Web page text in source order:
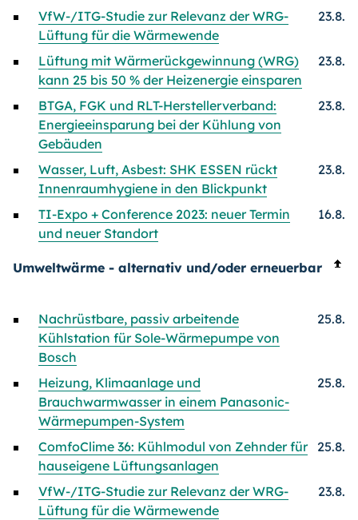
VfW-/ITG-Studie zur Relevanz der WRG-
Lüftung für die Wärmewende
23.8.
Lüftung mit Wärmerückgewinnung (WRG)
kann 25 bis 50 % der Heizenergie einsparen
23.8.
BTGA, FGK und RLT-Herstellerverband:
Energieeinsparung bei der Kühlung von
Gebäuden
23.8.
Wasser, Luft, Asbest: SHK ESSEN rückt
Innenraumhygiene in den Blickpunkt
23.8.
TI-Expo + Conference 2023: neuer Termin
und neuer Standort
16.8.
Umweltwärme - alternativ und/oder erneuerbar
Nachrüstbare, passiv arbeitende
Kühlstation für Sole-Wärmepumpe von
Bosch
25.8.
Heizung, Klimaanlage und
Brauchwarmwasser in einem Panasonic-
Wärmepumpen-System
25.8.
ComfoClime 36: Kühlmodul von Zehnder für
hauseigene Lüftungsanlagen
25.8.
VfW-/ITG-Studie zur Relevanz der WRG-
Lüftung für die Wärmewende
23.8.